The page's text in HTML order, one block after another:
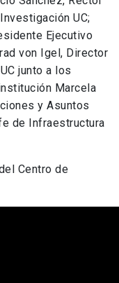
UC;
Ejecutivo
von Igel, Director
junto a los
Marcela
y Asuntos
de Infraestructura
Centro de